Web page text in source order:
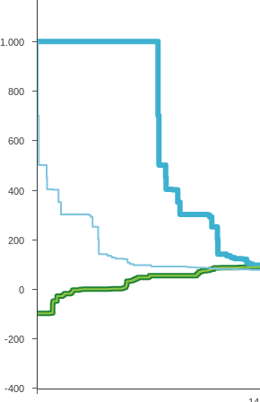
-400
-200
0
200
400
600
800
1.000